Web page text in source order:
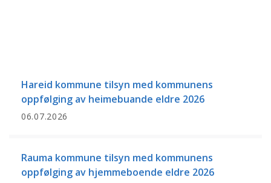
Hareid kommune tilsyn med kommunens
oppfølging av heimebuande eldre 2026
06.07.2026
Rauma kommune tilsyn med kommunens
oppfølging av hjemmeboende eldre 2026